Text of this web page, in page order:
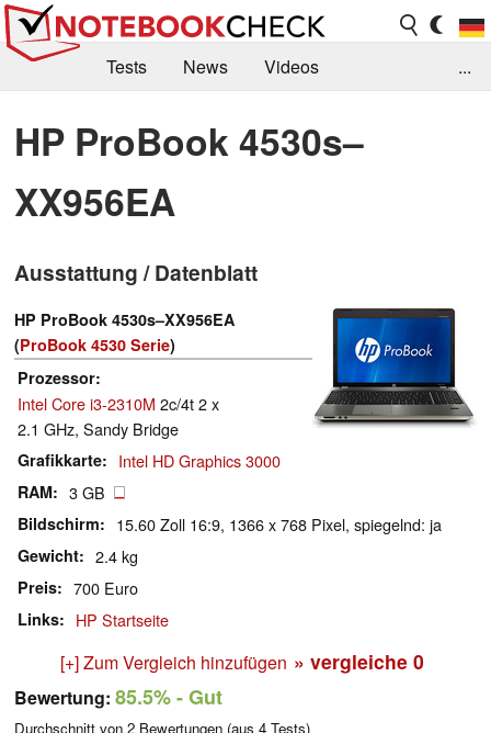
Tests News
Videos
Kaufberatung
Deals Suche
Jobs
Forum
...
HP ProBook 4530s–
XX956EA
Ausstattung / Datenblatt
HP ProBook 4530s–XX956EA
(ProBook 4530 Serie)
Prozessor
Intel Core i3-2310M 2c/4t 2 x
2.1 GHz, Sandy Bridge
Grafikkarte Intel HD Graphics 3000
RAM 3 GB
Bildschirm 15.60 Zoll 16:9, 1366 x 768 Pixel, spiegelnd: ja
Gewicht 2.4 kg
Preis 700 Euro
Links HP Startseite
[+] Zum Vergleich hinzufügen » vergleiche 0
Bewertung: 85.5%- Gut
Durchschnitt von 2 Bewertungen (aus 4 Tests)